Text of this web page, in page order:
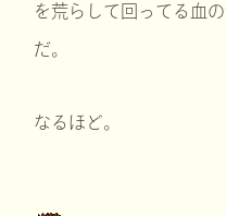
を荒らして回ってる血
だ。
なるほど。